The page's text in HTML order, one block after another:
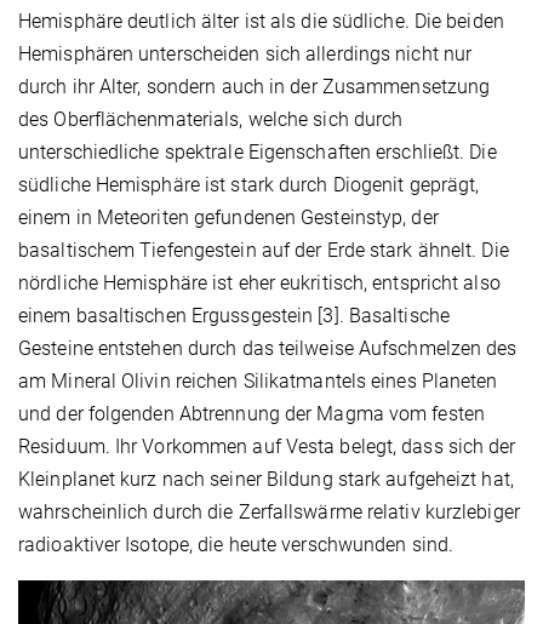
Hemisphäre deutlich älter ist als die südliche. Die beiden
Hemisphären unterscheiden sich allerdings nicht nur
durch ihr Alter, sondern auch in der Zusammensetzung
des Oberflächenmaterials, welche sich durch
unterschiedliche spektrale Eigenschaften erschließt. Die
südliche Hemisphäre ist stark durch Diogenit geprägt,
einem in Meteoriten gefundenen Gesteinstyp, der
basaltischem Tiefengestein auf der Erde stark ähnelt. Die
nördliche Hemisphäre ist eher eukritisch, entspricht also
einem basaltischen Ergussgestein [3]. Basaltische
Gesteine entstehen durch das teilweise Aufschmelzen des
am Mineral Olivin reichen Silikatmantels eines Planeten
und der folgenden Abtrennung der Magma vom festen
Residuum. Ihr Vorkommen auf Vesta belegt, dass sich der
Kleinplanet kurz nach seiner Bildung stark aufgeheizt hat,
wahrscheinlich durch die Zerfallswärme relativ kurzlebiger
radioaktiver Isotope, die heute verschwunden sind.